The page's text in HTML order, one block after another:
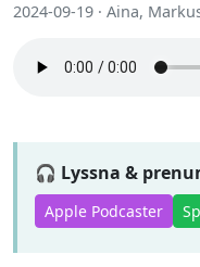
2024-09-19 · Aina,
🎧 Lyssna &
Apple Podcaster